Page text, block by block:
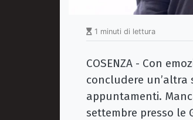
1 minuti di lettura
COSENZA - Con
concludere un’altra
appuntamenti.
settembre presso le